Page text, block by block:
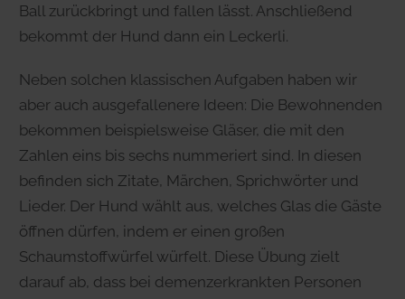
Ball zurückbringt und fallen lässt. Anschließend
bekommt der Hund dann ein Leckerli.
Neben solchen klassischen Aufgaben haben wir
aber auch ausgefallenere Ideen: Die Bewohnenden
bekommen beispielsweise Gläser, die mit den
Zahlen eins bis sechs nummeriert sind. In diesen
befinden sich Zitate, Märchen, Sprichwörter und
Lieder. Der Hund wählt aus, welches Glas die Gäste
öffnen dürfen, indem er einen großen
Schaumstoffwürfel würfelt. Diese Übung zielt
darauf ab, dass bei demenzerkrankten Personen